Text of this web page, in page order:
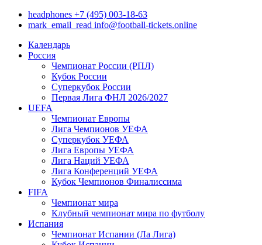
headphones +7 (495) 003-18-63
mark_email_read info@football-tickets.online
Календарь
Россия
Чемпионат России (РПЛ)
Кубок России
Суперкубок России
Первая Лига ФНЛ 2026/2027
UEFA
Чемпионат Европы
Лига Чемпионов УЕФА
Суперкубок УЕФА
Лига Европы УЕФА
Лига Наций УЕФА
Лига Конференций УЕФА
Кубок Чемпионов Финалиссима
FIFA
Чемпионат мира
Клубный чемпионат мира по футболу
Испания
Чемпионат Испании (Ла Лига)